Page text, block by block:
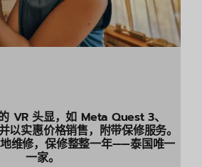
VR 头显，如 Meta Quest 3、
实惠价格销售，附带保修服务。
维修，保修整整一年——泰国唯一
一家。